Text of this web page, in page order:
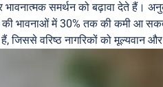
समर्थन को बढ़ावा देते हैं।
की भावनाओं में 30% तक की कमी आ
वरिष्ठ नागरिकों को मूल्यवान